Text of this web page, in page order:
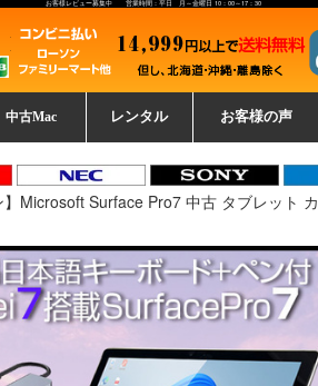
お客様レビュー募集中 営業時間：平日 月～金曜日 10：00～17：30
中古Mac レンタル お客様の声
】Microsoft Surface Pro7 中古 タブレット